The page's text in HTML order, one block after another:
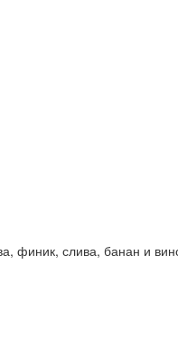
финик, слива, банан и